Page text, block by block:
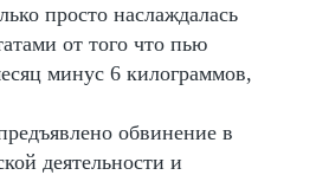
просто наслаждалась
от того что пью
минус 6 килограммов,
обвинение в
деятельности и